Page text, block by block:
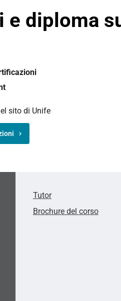
e diploma
sito di Unife
Tutor
Brochure del corso